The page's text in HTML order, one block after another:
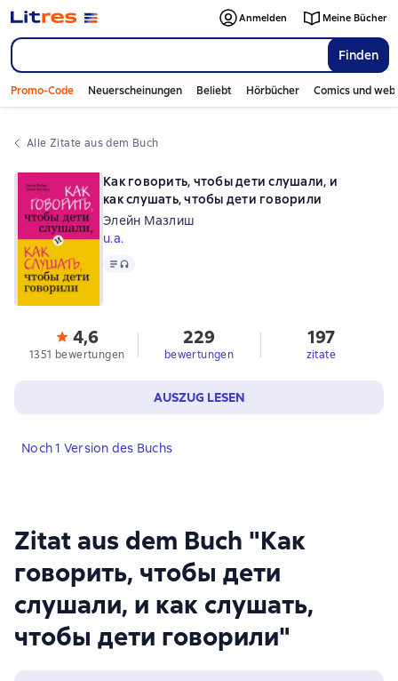
Finden
Anmelden Meine Bücher
Promo-Code Neuerscheinungen Beliebt Hörbücher Comics und
Alle Zitate aus dem Buch
Zitat aus dem Buch "Как
говорить, чтобы дети
слушали, и как слушать,
чтобы дети говорили"
Как говорить, чтобы дети слушали, и
как слушать, чтобы дети говорили
Элейн Мазлиш
u.a.
Text, Audioformat verfügbar
4,6
1351 bewertungen
229
bewertungen
197
zitate
AUSZUG LESEN
Noch 1 Version des Buchs